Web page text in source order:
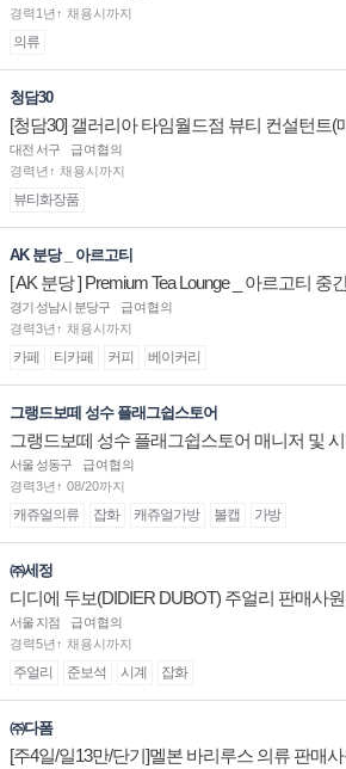
경력1년↑ 채용시까지
의류
청담30
[청담30] 갤러리아 타임월드점 뷰티 컨설턴트(
채용
대전 서구
급여협의
경력년↑ 채용시까지
뷰티화장품
AK 분당 _ 아르고티
[ AK 분당 ] Premium Tea Lounge _ 아르고티 중
경기 성남시 분당구
급여협의
경력3년↑ 채용시까지
카페 티카페 커피 베이커리
그랭드보떼 성수 플래그쉽스토어
그랭드보떼 성수 플래그쉽스토어 매니저 및
자)
서울 성동구
급여협의
경력3년↑ 08/20까지
캐쥬얼의류 잡화 캐쥬얼가방 볼캡 가방
㈜세정
디디에 두보(DIDIER DUBOT) 주얼리 판매사
서울 지점
급여협의
경력5년↑ 채용시까지
주얼리 준보석 시계 잡화
㈜다폼
[주4일/일13만/단기]멜본 바리루스 의류 판매